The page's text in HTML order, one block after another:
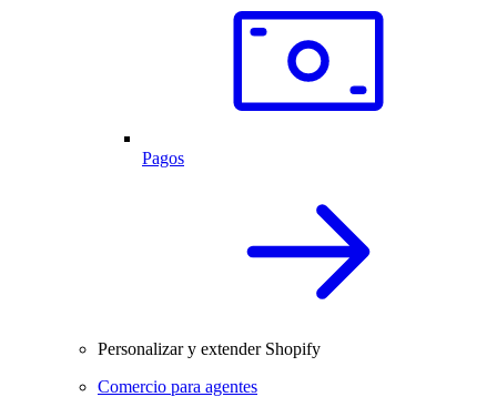
Pagos
Personalizar y extender Shopify
Comercio para agentes